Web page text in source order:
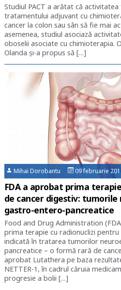
Studiul PACT a arătat că
tratamentului adjuvant cu
cancer la colon sau sân să fie mai
asemenea, studiul asociază
oboselii asociate cu chimioterapia.
Olanda și-a propus să […]
Mihai Dorobantu 09 februarie
FDA a aprobat prima
de cancer digestiv: tumorile
gastro-entero-pancreatice
Food and Drug Administration
prima terapie cu radionuclizi
indicată în tratarea tumorilor
pancreatice – o formă rară de
aprobat Lutathera pe baza
NETTER-1, în cadrul căruia
progresie a bolii […]